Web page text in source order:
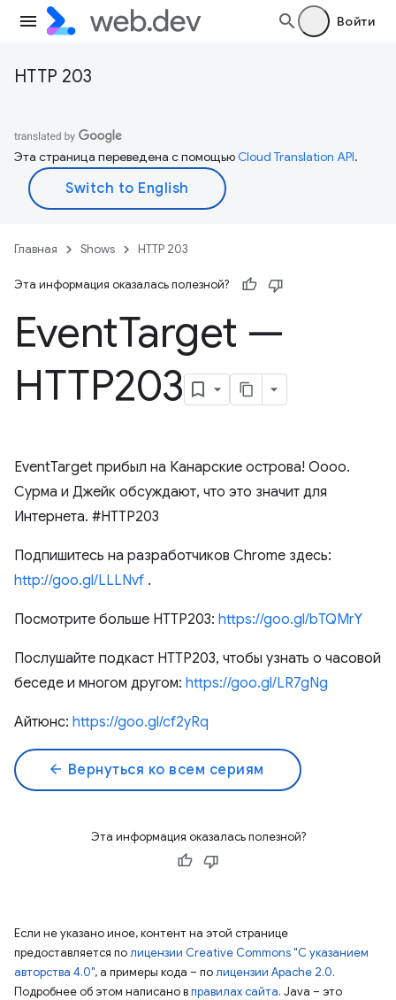
Войти
HTTP 203
Эта страница переведена с помощьюCloud Translation API.
Главная Shows HTTP 203
Эта информация оказалась полезной?
EventTarget —
HTTP203
EventTarget прибыл на Канарские острова! Оооо.
Сурма и Джейк обсуждают, что это значит для
Интернета. #HTTP203
Подпишитесь на разработчиков Chrome здесь:
http://goo.gl/LLLNvf .
Посмотрите больше HTTP203: https://goo.gl/bTQMrY
Послушайте подкаст HTTP203, чтобы узнать о часовой
беседе и многом другом: https://goo.gl/LR7gNg
Айтюнс: https://goo.gl/cf2yRq
arrow_back Вернуться ко всем сериям
Эта информация оказалась полезной?
Если не указано иное, контент на этой странице
предоставляется полицензии Creative Commons "С указанием
авторства 4.0", а примеры кода – полицензии Apache 2.0.
Подробнее об этом написано вправилах сайта. Java – это